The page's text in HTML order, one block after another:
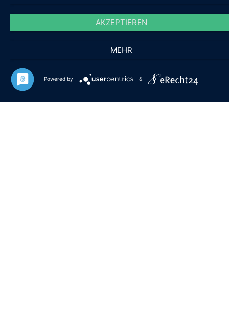
AKZEPTIEREN
MEHR
Powered by &